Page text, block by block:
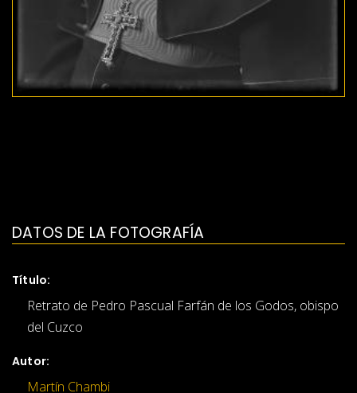
DATOS DE LA FOTOGRAFÍA
Título:
Retrato de Pedro Pascual Farfán de los Godos, obispo
del Cuzco
Autor:
Martín Chambi